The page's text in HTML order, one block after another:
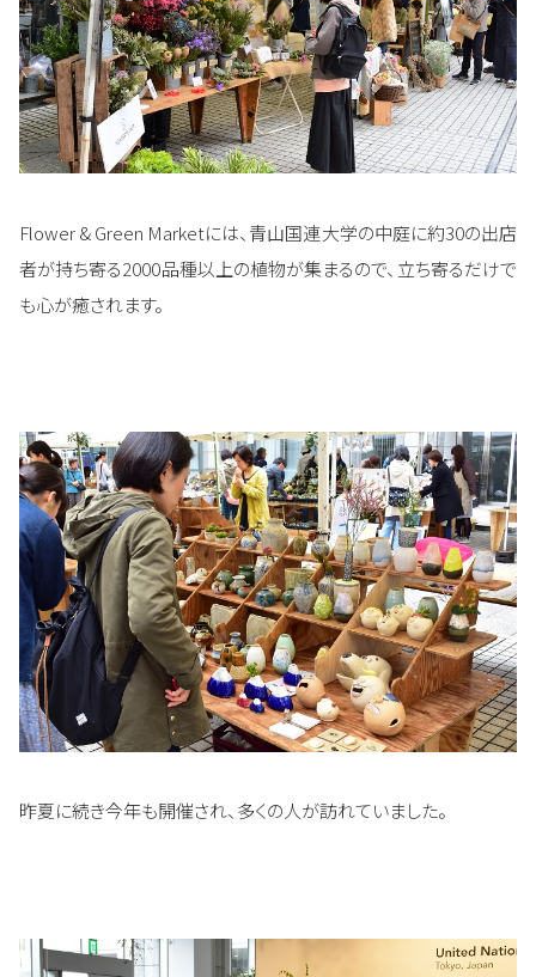
Flower & Green Marketには、青山国連大学の中庭に約30の出店
者が持ち寄る2000品種以上の植物が集まるので、立ち寄るだけで
も心が癒されます。
昨夏に続き今年も開催され、多くの人が訪れていました。